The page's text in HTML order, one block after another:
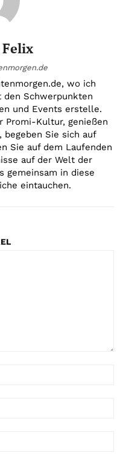
wo ich
den Schwerpunkten
und Events erstelle.
Promi-Kultur, genießen
begeben Sie sich auf
Sie auf dem Laufenden
auf der Welt der
gemeinsam in diese
eintauchen.